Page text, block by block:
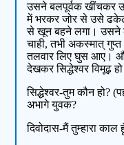
उसने बलपूर्वक खींचकर
में भरकर जोर से उसे ढकेल
से खून बहने लगा। उसने
चाही, तभी अकस्मात्
तलवार लिए घुस आए।
देखकर सिद्धेश्वर विमूढ़ हो
सिद्धेश्वर-तुम कौन हो?
अभागे युवक?
दिवोदास-मैं तुम्हारा काल